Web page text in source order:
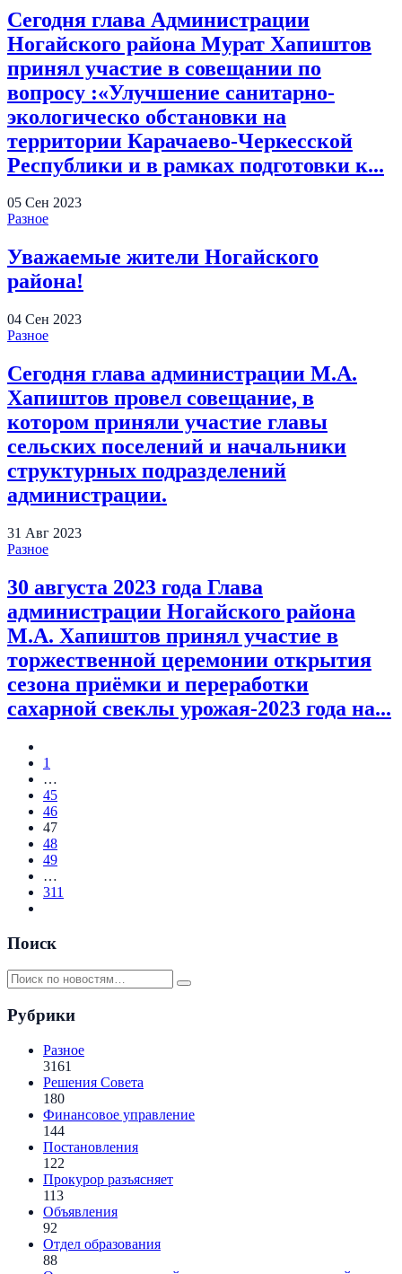
Сегодня глава Администрации
Ногайского района Мурат Хапиштов
принял участие в совещании по
вопросу :«Улучшение санитарно-
экологическо обстановки на
территории Карачаево-Черкесской
Республики и в рамках подготовки к...
05 Сен 2023
Разное
Уважаемые жители Ногайского
района!
04 Сен 2023
Разное
Сегодня глава администрации М.А.
Хапиштов провел совещание, в
котором приняли участие главы
сельских поселений и начальники
структурных подразделений
администрации.
31 Авг 2023
Разное
30 августа 2023 года Глава
администрации Ногайского района
М.А. Хапиштов принял участие в
торжественной церемонии открытия
сезона приёмки и переработки
сахарной свеклы урожая-2023 года на...
1
…
45
46
47
48
49
…
311
Поиск
Рубрики
Разное
3161
Решения Совета
180
Финансовое управление
144
Постановления
122
Прокурор разъясняет
113
Объявления
92
Отдел образования
88